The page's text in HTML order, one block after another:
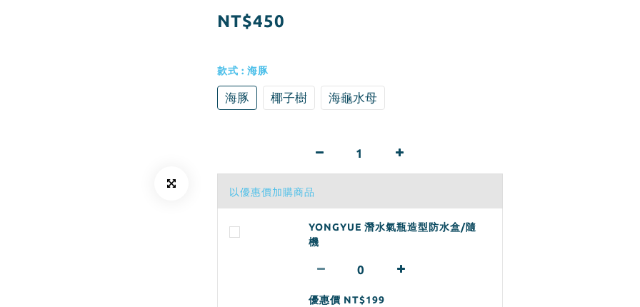
NT$450
款式 : 海豚
海豚 椰子樹 海龜水母
以優惠價加購商品
YONGYUE 潛水氣瓶造型防水盒/隨
機
優惠價 NT$199